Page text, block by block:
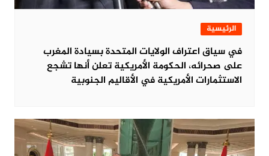
الرئيسية
في سياق اعتراف الولايات المتحدة بسيادة المغرب
على صحرائه، الحكومة الأمريكية تعلن أنها تشجع
الاستثمارات الأمريكية في الأقاليم الجنوبية